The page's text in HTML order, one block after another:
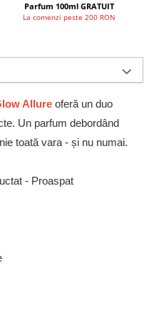
Parfum 100ml GRATUIT
La comenzi peste 200 RON
Allure oferă un duo
Un parfum debordând
toată vara - și nu numai.
- Proaspat